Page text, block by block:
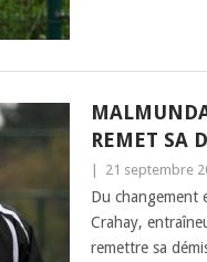
REMET SA
21 septembre
Du changement
Crahay,
remettre sa